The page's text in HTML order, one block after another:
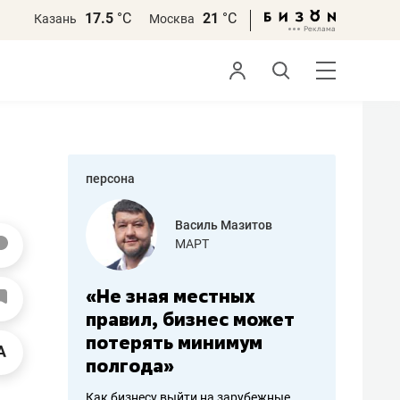
Казань 17.5 °С Москва 21 °С
персона
работа
Василь Мазитов
МАРТ
«Не зная местных
правил, бизнес может
потерять минимум
полгода»